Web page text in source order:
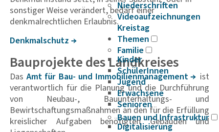
Niederschriften
Videoaufzeichnungen
Kreistag
Themen
Familie
Kinder
SchülerInnen
Jugend
Erwachsene
Senioren
Bauen und Infrastruktur
Digitalisierung
sonstiger Weise verändert, bedarf einer
denkmalrechtlichen Erlaubnis.
Denk­mal­schutz
Bauprojekte des Landkreises
Das Amt für Bau- und Immo­bi­li­en­ma­na­ge­ment
ist
verantwortlich für die Planung und die Durchführung
von Neubau-, Bauunterhaltungs- und
Bewirtschaftungsmaßnahmen an den für die Erfüllung
kreislicher Aufgaben benötigten Gebäuden und